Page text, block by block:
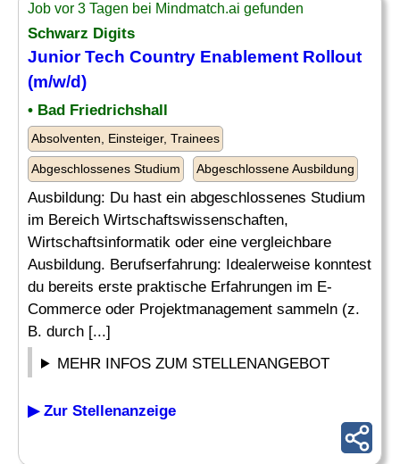
Job vor 3 Tagen bei Mindmatch.ai gefunden
Schwarz Digits
Junior Tech Country Enablement Rollout
(m/w/d)
• Bad Friedrichshall
Absolventen, Einsteiger, Trainees
Abgeschlossenes Studium Abgeschlossene Ausbildung
Ausbildung: Du hast ein abgeschlossenes Studium
im Bereich Wirtschaftswissenschaften,
Wirtschaftsinformatik oder eine vergleichbare
Ausbildung. Berufserfahrung: Idealerweise konntest
du bereits erste praktische Erfahrungen im E-
Commerce oder Projektmanagement sammeln (z.
B. durch [...]
MEHR INFOS ZUM STELLENANGEBOT
▶ Zur Stellenanzeige